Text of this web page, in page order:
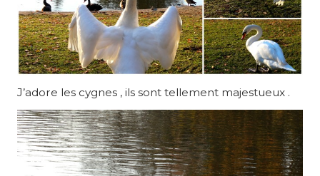
J’adore les cygnes , ils sont tellement majestueux .